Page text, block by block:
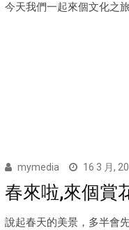
今天我們一起來個文化之
mymedia 16 3 月,
春來啦,來個賞
說起春天的美景，多半會